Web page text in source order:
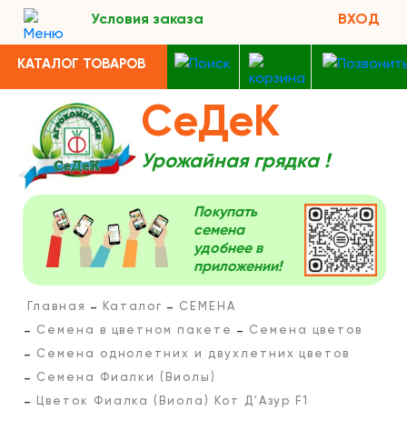
Условия заказа ВХОД
КАТАЛОГ ТОВАРОВ
СеДеК
Урожайная грядка !
Покупать
семена
удобнее в
приложении!
Главная Каталог
СЕМЕНА
Семена в цветном пакете
Семена цветов
Семена однолетних и двухлетних цветов
Семена Фиалки (Виолы)
Цветок Фиалка (Виола) Кот Д'Азур F1